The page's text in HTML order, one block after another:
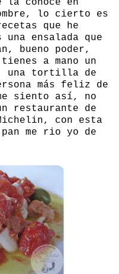
la conoce en
lo cierto es
que he
una ensalada que
bueno poder,
a mano un
una tortilla de
más feliz de
siento así, no
restaurante de
con esta
me rio yo de